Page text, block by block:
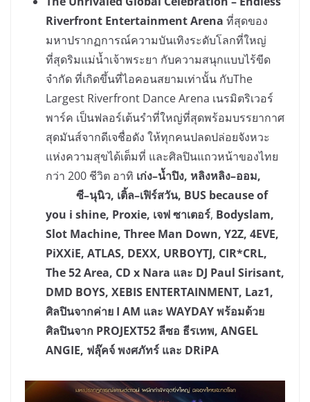
Riverfront Entertainment Arena ที่สุดของ
มหาปรากฏการณ์ความบันเทิงระดับโลกที่ใหญ่
ที่สุดริมแม่น้ำเจ้าพระยา กับความสนุกแบบไร้ขีด
จำกัด ที่เกิดขึ้นที่ไอคอนสยามเท่านั้น กับThe
Largest Riverfront Dance Arena เนรมิตริเวอร์
พาร์ค เป็นฟลอร์เต้นรำที่ใหญ่ที่สุดพร้อมบรรยากาศ
สุดมันส์จากดีเจชื่อดัง ให้ทุกคนปลดปล่อยจังหวะ
แห่งความสุขได้เต็มที่ และศิลปินแถวหน้าของไทย
กว่า 200 ชีวิต อาทิ เก่ง–น้ำปิง, หลิงหลิง–ออม,
ซี–นุนิว, เติ้ล–เฟิร์สวัน, BUS because of
you i shine, Proxie, เจฟ ซาเตอร์, Bodyslam,
Slot Machine, Three Man Down, Y2Z, 4EVE,
PiXXiE, ATLAS, DEXX, URBOYTJ, CIR*CRL,
The 52 Area, CD x Nara และ DJ Paul Sirisant,
DMD BOYS, XEBIS ENTERTAINMENT, Laz1,
ศิลปินจากค่าย I AM และ WAYDAY พร้อมด้วย
ศิลปินจาก PROJEXT52 ลีซอ ธีรเทพ, ANGEL
ANGIE, ฟลุ๊คจ์ พงศภัทร์ และ DRiPA